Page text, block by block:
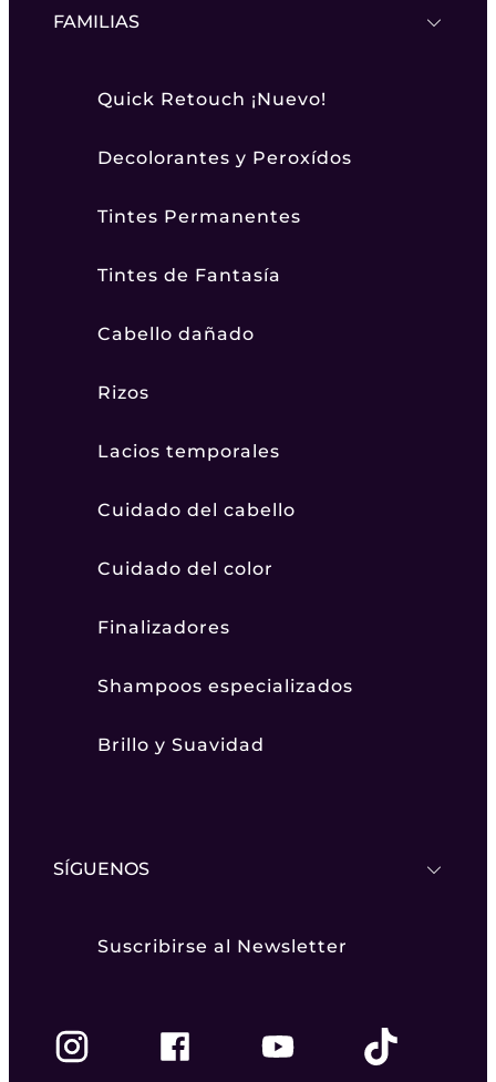
FAMILIAS
Quick Retouch ¡Nuevo!
Decolorantes y Peroxídos
Tintes Permanentes
Tintes de Fantasía
Cabello dañado
Rizos
Lacios temporales
Cuidado del cabello
Cuidado del color
Finalizadores
Shampoos especializados
Brillo y Suavidad
SÍGUENOS
Suscribirse al Newsletter